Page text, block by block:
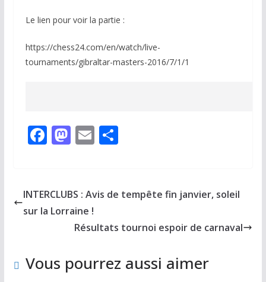
Le lien pour voir la partie :
https://chess24.com/en/watch/live-
tournaments/gibraltar-masters-2016/7/1/1
F
b
o
M
d
o
n
E
l
P
g
INTERCLUBS : Avis de tempête fin janvier, soleil
sur la Lorraine !
Résultats tournoi espoir de carnaval
Vous pourrez aussi aimer